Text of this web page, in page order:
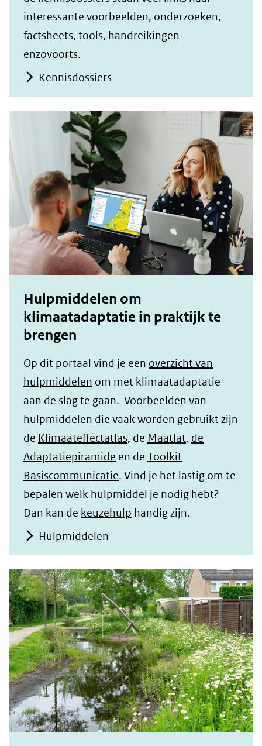
interessante voorbeelden, onderzoeken,
factsheets, tools, handreikingen
enzovoorts.
Kennisdossiers
Hulpmiddelen om
klimaatadaptatie in praktijk te
brengen
Op dit portaal vind je een overzicht van
hulpmiddelen om met klimaatadaptatie
aan de slag te gaan. Voorbeelden van
hulpmiddelen die vaak worden gebruikt zijn
de Klimaateffectatlas, de Maatlat, de
Adaptatiepiramide en de Toolkit
Basiscommunicatie. Vind je het lastig om te
bepalen welk hulpmiddel je nodig hebt?
Dan kan de keuzehulp handig zijn.
Hulpmiddelen